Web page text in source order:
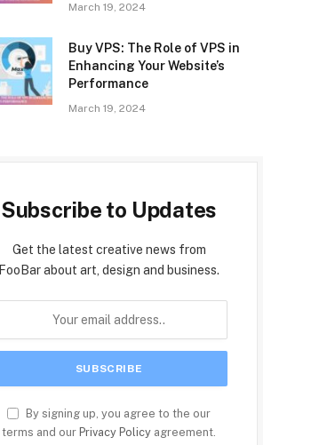
March 19, 2024
Buy VPS: The Role of VPS in
Enhancing Your Website’s
Performance
March 19, 2024
Subscribe to Updates
Get the latest creative news from
FooBar about art, design and business.
By signing up, you agree to the our
terms and our Privacy Policy agreement.